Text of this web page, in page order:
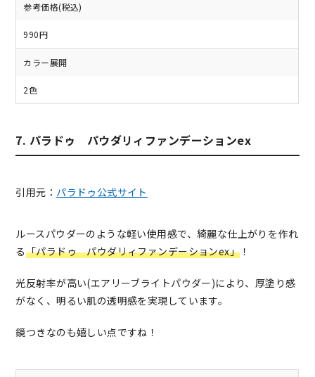
参考価格(税込)
990円
カラー展開
2色
7. パラドゥ パウダリィファンデーションex
引用元： パラドゥ公式サイト
ルースパウダーのような軽い使用感で、綺麗な仕上がりを作れ
る「パラドゥ パウダリィファンデーションex」 ！
光反射率が高い(エアリーブライトパウダー)により、厚塗り感
がなく、明るい肌の透明感を実現しています。
鏡つきなのも嬉しい点ですね！